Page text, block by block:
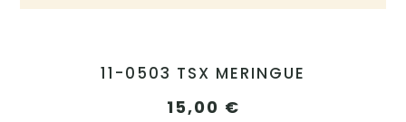
11-0503 TSX MERINGUE
15,00 €